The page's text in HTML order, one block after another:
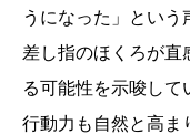
うになった」という
差し指のほくろが直
る可能性を示唆して
行動力も自然と高ま